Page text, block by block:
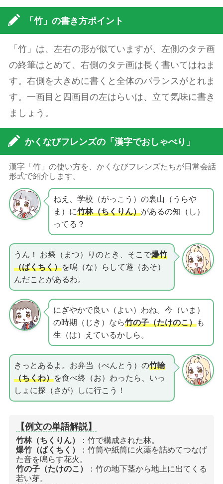
「竹」の書き方ポイント
「竹」は、左右の形が似ていますが、左側のタテ画
の終筆はとめて、右側のタテ画は長く書いてはねま
す。右側を大きめに書くと全体のバランスがとれま
す。一画目と四画目の左はらいは、立て気味に書き
ましょう。
かくなびフレンズの「漢字でおしゃべり」
漢字「竹」の使い方を、かくなびフレンズたちが日常会話
形式で紹介します。
ねえ、学校（がっこう）の裏山（うらや
ま）に竹林（ちくりん）があるの知（し）
ってる？
うん！ お祭（まつ）りのとき、そこで爆竹
（ばくちく）を鳴（な）らして遊（あそ）
んだことがあるわ。
にぎやかで良い（よい）わね。今（いま）
の時期（じき）なら竹の子（たけのこ）も
生（は）えているかしら。
きっとあるよ。お弁当（べんとう）の竹輪
（ちくわ）を食べ終（お）わったら、いっ
しょに探（さが）しに行こう！
【例文の単語解説】
竹林（ちくりん）
：竹で構成された林。
爆竹（ばくちく）
：竹筒や紙筒に火薬を詰めてつなげ
た音を鳴らす花火。
竹の子（たけのこ）
：竹の地下茎から地上に出てくる
若い芽。